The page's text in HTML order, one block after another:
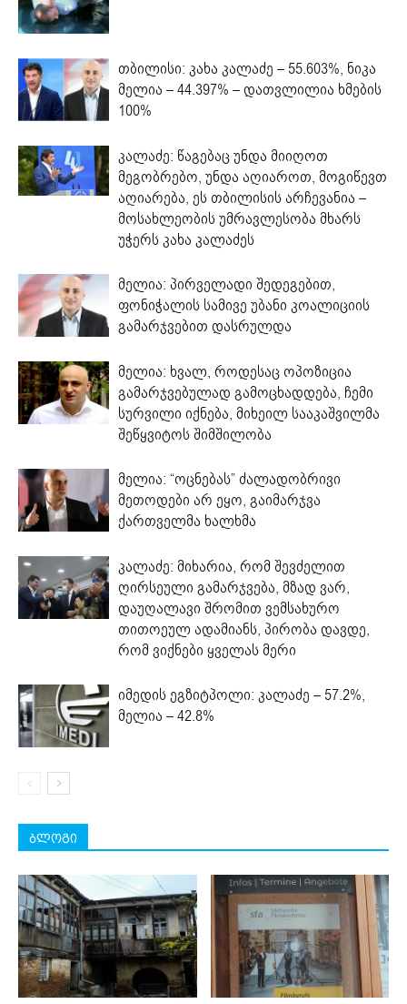
თბილისი: კახა კალაძე – 55.603%, ნიკა
მელია – 44.397% – დათვლილია ხმების
100%
კალაძე: წაგებაც უნდა მიიღოთ
მეგობრებო, უნდა აღიაროთ, მოგიწევთ
აღიარება, ეს თბილისის არჩევანია –
მოსახლეობის უმრავლესობა მხარს
უჭერს კახა კალაძეს
მელია: პირველადი შედეგებით,
ფონიჭალის სამივე უბანი კოალიციის
გამარჯვებით დასრულდა
მელია: ხვალ, როდესაც ოპოზიცია
გამარჯვებულად გამოცხადდება, ჩემი
სურვილი იქნება, მიხეილ სააკაშვილმა
შეწყვიტოს შიმშილობა
მელია: “ოცნებას” ძალადობრივი
მეთოდები არ ეყო, გაიმარჯვა
ქართველმა ხალხმა
კალაძე: მიხარია, რომ შევძელით
ღირსეული გამარჯვება, მზად ვარ,
დაუღალავი შრომით ვემსახურო
თითოეულ ადამიანს, პირობა დავდე,
რომ ვიქნები ყველას მერი
იმედის ეგზიტპოლი: კალაძე – 57.2%,
მელია – 42.8%
ბლოგი